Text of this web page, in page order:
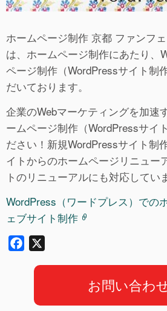
ホームページ制作 京都 ファンフ
は、ホームページ制作にあたり、
ページ制作（WordPressサイト制
だいております。
企業のWebマーケティングを加速
ームページ制作（WordPressサイ
ださい！新規WordPressサイト制
イトからのホームページリニュー
トのリニューアルにも対応してい
WordPress（ワードプレス）での
ェブサイト制作
お問い合わ